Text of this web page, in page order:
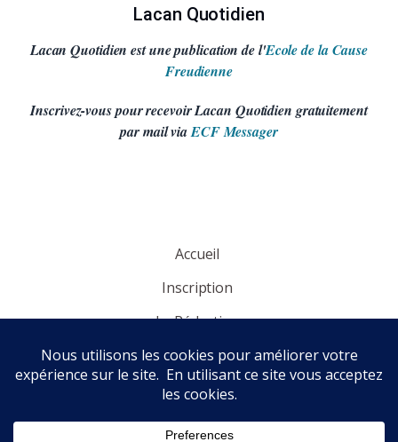
Lacan Quotidien
Lacan Quotidien est une publication de l'Ecole de la Cause
Freudienne
Inscrivez-vous pour recevoir Lacan Quotidien gratuitement
par mail viaECF Messager
Accueil
Inscription
La Rédaction
Panorama